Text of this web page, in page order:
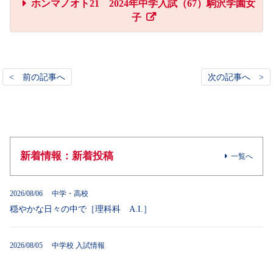
ホンマノオト21 2024年中学入試（67）駒沢学園女
子
< 前の記事へ 次の記事へ >
新着情報：新着投稿 一覧へ
2026/08/06 中学・高校
穏やかな日々の中で［理科科 A.I.］
2026/08/05 中学校 入試情報